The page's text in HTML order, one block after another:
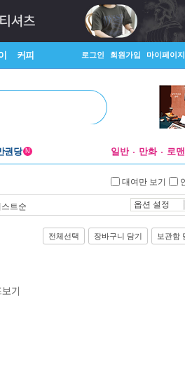
커피 로그인 회원가입 마이페이지
권당 N 일반 만화 로
대여만 보기
트순 옵션 설정
전체선택 장바구니 담기 보관함
기